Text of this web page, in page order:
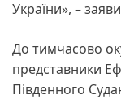
України», –
До тимчасово
представники
Південного